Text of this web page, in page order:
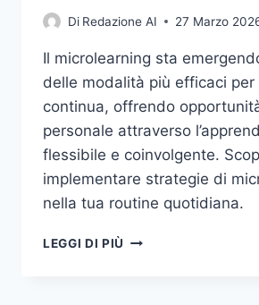
Di Redazione AI 27 Marzo
Il microlearning sta
delle modalità più efficaci per
continua, offrendo
personale attraverso
flessibile e coinvolgente.
implementare strategie di
nella tua routine quotidiana.
LEGGI DI PIÙ MICROLEARNING: